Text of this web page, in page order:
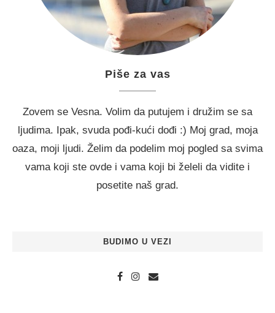
Piše za vas
Zovem se Vesna. Volim da putujem i družim se sa
ljudima. Ipak, svuda pođi-kući dođi :) Moj grad, moja
oaza, moji ljudi. Želim da podelim moj pogled sa svima
vama koji ste ovde i vama koji bi želeli da vidite i
posetite naš grad.
BUDIMO U VEZI